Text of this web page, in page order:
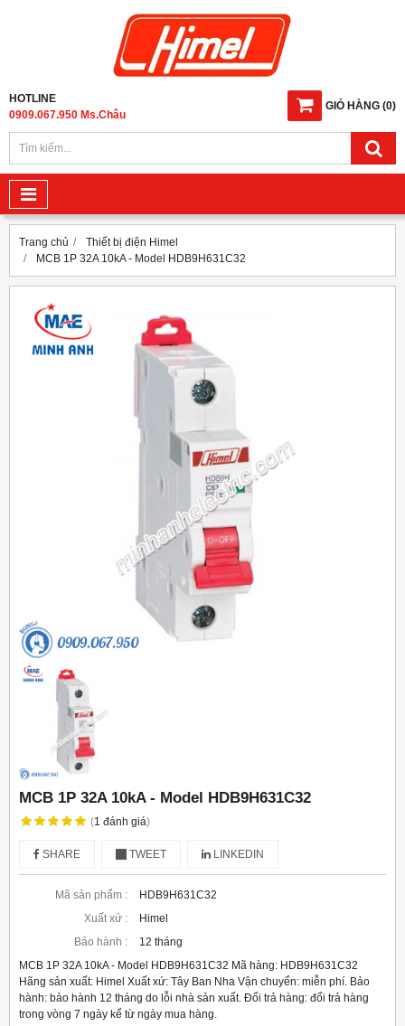
GIỎ HÀNG (0)
HOTLINE
0909.067.950 Ms.Châu
Trang chủ
Thiết bị điện Himel
MCB 1P 32A 10kA - Model HDB9H631C32
MCB 1P 32A 10kA - Model HDB9H631C32
(1 đánh giá)
SHARE TWEET LINKEDIN
Mã sản phẩm :
HDB9H631C32
Xuất xứ :
Himel
Bảo hành :
12 tháng
MCB 1P 32A 10kA - Model HDB9H631C32 Mã hàng: HDB9H631C32
Hãng sản xuất: Himel Xuất xứ: Tây Ban Nha Vận chuyển: miễn phí. Bảo
hành: bảo hành 12 tháng do lỗi nhà sản xuất. Đổi trả hàng: đổi trả hàng
trong vòng 7 ngày kể từ ngày mua hàng.